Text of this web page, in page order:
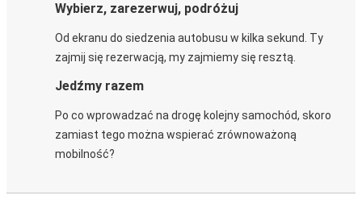
Wybierz, zarezerwuj, podróżuj
Od ekranu do siedzenia autobusu w kilka sekund. Ty
zajmij się rezerwacją, my zajmiemy się resztą.
Jedźmy razem
Po co wprowadzać na drogę kolejny samochód, skoro
zamiast tego można wspierać zrównoważoną
mobilność?